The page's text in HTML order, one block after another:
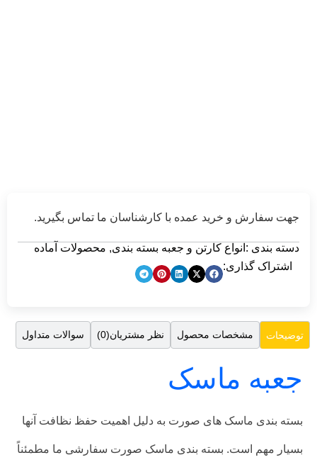
جهت سفارش و خرید عمده با کارشناسان ما تماس بگیرید.
دسته بندی : انواع کارتن و جعبه بسته بندی, محصولات آماده
اشتراک گذاری:
توضیحات مشخصات محصول نظر مشتریان(0) سوالات متداول
جعبه ماسک
بسته بندی ماسک های صورت به دلیل اهمیت حفظ نظافت آنها
بسیار مهم است. بسته بندی ماسک صورت سفارشی ما مطمئناً